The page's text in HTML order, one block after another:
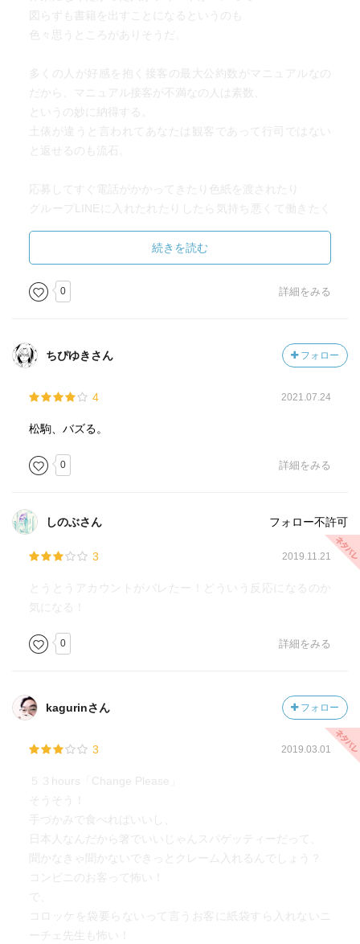
図らずも書籍を出すことになるというのも
色々思うところがありそうだ。
多くの人が好感を抱く接客の最大公約数がマニュアルなの
だから、マニュアル接客が不満なの人は素数、
というの妙に納得する。
土俵が違うと言われてあなたは観客であって行司ではない
と返せるのも流石。
応募してすぐ電話がかかってきたり色紙を渡されたり
グループLINEに入れたれたりしたら気持ち悪くて働きたく
各社が提案をしてくるも、内容がそれぞれで
それもリアリティがある。
安直な原作改変など、やはり企画側の問題なのだろうなと
続きを読む
0 詳細をみる
ちぴゆきさん フォロー
4 2021.07.24
松駒、バズる。
0 詳細をみる
しのぶさん フォロー不許可
3 2019.11.21
とうとうアカウントがバレたー！どういう反応になるのか
気になる！
0 詳細をみる
kagurinさん フォロー
3 2019.03.01
５３hours「Change Please」
そうそう！
手づかみで食べればいいし、
日本人なんだから箸でいいじゃんスパゲッティーだって、
聞かなきゃ聞かないできっとクレーム入れるんでしょう？
コンビニのお客って怖い！
で、
コロッケを袋要らないって言うお客に紙袋すら入れないニ
ーチェ先生も怖い！